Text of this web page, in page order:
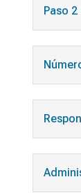
Paso